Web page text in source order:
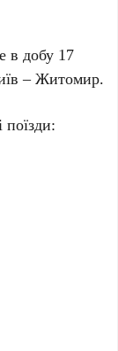
в добу 17
– Житомир.